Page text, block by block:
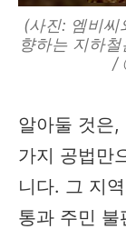
(사진: 엠비씨
향하는 지하
/
알아둘 것은
가지 공법만
니다. 그 지
통과 주민 불